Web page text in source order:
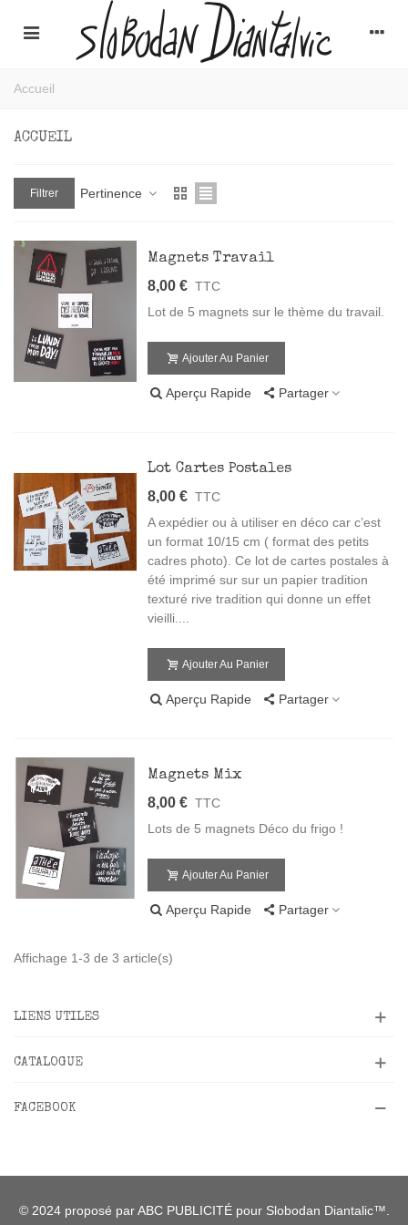
Accueil
ACCUEIL
Filtrer Pertinence
Magnets Travail
8,00 € TTC
Lot de 5 magnets sur le thème du travail.
Ajouter Au Panier
Aperçu Rapide Partager
Lot Cartes Postales
8,00 € TTC
A expédier ou à utiliser en déco car c’est
un format 10/15 cm ( format des petits
cadres photo). Ce lot de cartes postales à
été imprimé sur sur un papier tradition
texturé rive tradition qui donne un effet
vieilli....
Ajouter Au Panier
Aperçu Rapide Partager
Magnets Mix
8,00 € TTC
Lots de 5 magnets Déco du frigo !
Ajouter Au Panier
Aperçu Rapide Partager
Affichage 1-3 de 3 article(s)
LIENS UTILES
CATALOGUE
FACEBOOK
© 2024 proposé par ABC PUBLICITÉ pour Slobodan Diantalic™.